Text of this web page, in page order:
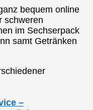
bequem online
schweren
im Sechserpack
samt Getränken
–